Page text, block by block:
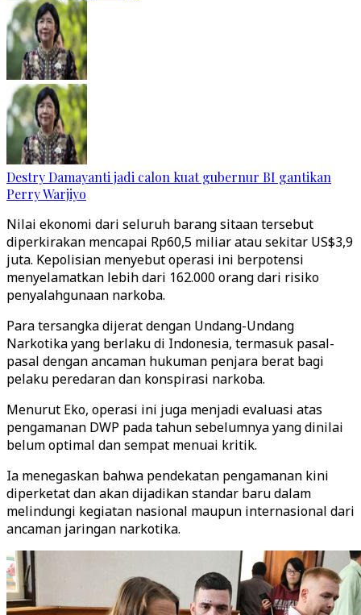
Destry Damayanti jadi calon kuat gubernur BI gantikan
Perry Warjiyo
Nilai ekonomi dari seluruh barang sitaan tersebut
diperkirakan mencapai Rp60,5 miliar atau sekitar US$3,9
juta. Kepolisian menyebut operasi ini berpotensi
menyelamatkan lebih dari 162.000 orang dari risiko
penyalahgunaan narkoba.
Para tersangka dijerat dengan Undang-Undang
Narkotika yang berlaku di Indonesia, termasuk pasal-
pasal dengan ancaman hukuman penjara berat bagi
pelaku peredaran dan konspirasi narkoba.
Menurut Eko, operasi ini juga menjadi evaluasi atas
pengamanan DWP pada tahun sebelumnya yang dinilai
belum optimal dan sempat menuai kritik.
Ia menegaskan bahwa pendekatan pengamanan kini
diperketat dan akan dijadikan standar baru dalam
melindungi kegiatan nasional maupun internasional dari
ancaman jaringan narkotika.